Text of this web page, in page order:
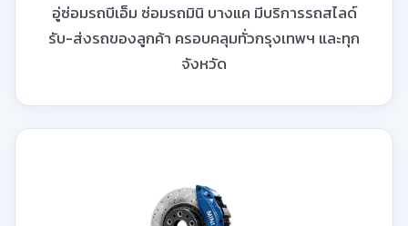
อู่ซ่อมรถบีเอ็ม ซ่อมรถมินิ บางแค มีบริการรถสไลด์
รับ-ส่งรถของลูกค้า ครอบคลุมทั่วกรุงเทพฯ และทุก
จังหวัด